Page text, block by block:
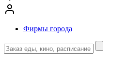
Фирмы города